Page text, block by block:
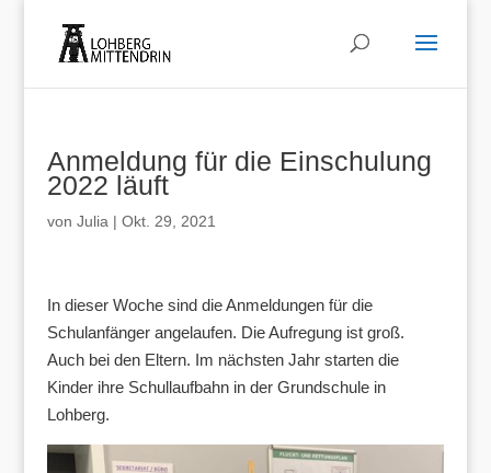
Anmeldung für die Einschulung
2022 läuft
von Julia | Okt. 29, 2021
In dieser Woche sind die Anmeldungen für die
Schulanfänger angelaufen. Die Aufregung ist groß.
Auch bei den Eltern. Im nächsten Jahr starten die
Kinder ihre Schullaufbahn in der Grundschule in
Lohberg.